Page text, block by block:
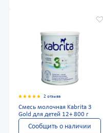
2 отзыва
Смесь молочная Kabrita 3
Gold для детей 12+ 800 г
Сообщить о наличии